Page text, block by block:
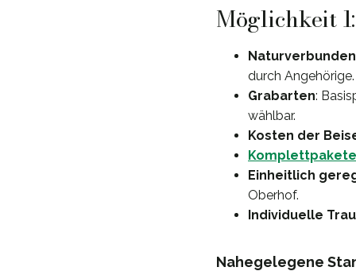
Möglichkeit
durch Angehörige.
Grabarten:
wählbar.
Kosten der
Komplettpakete
Einheitlich
Oberhof.
Individuelle
Nahegelegene